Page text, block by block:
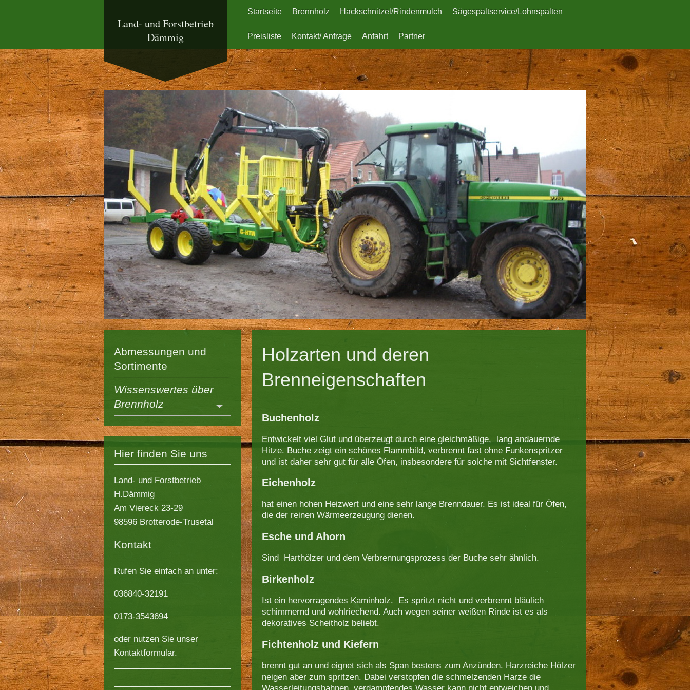
Startseite Brennholz Hackschnitzel/Rindenmulch Sägespaltservice/Lohnspalten
Preisliste Kontakt/ Anfrage Anfahrt Partner
Land- und Forstbetrieb
Dämmig
Holzarten und deren
Brenneigenschaften
Buchenholz
Entwickelt viel Glut und überzeugt durch eine gleichmäßige, lang andauernde
Hitze. Buche zeigt ein schönes Flammbild, verbrennt fast ohne Funkenspritzer
und ist daher sehr gut für alle Öfen, insbesondere für solche mit Sichtfenster.
Eichenholz
hat einen hohen Heizwert und eine sehr lange Brenndauer. Es ist ideal für Öfen,
die der reinen Wärmeerzeugung dienen.
Esche und Ahorn
Sind Harthölzer und dem Verbrennungsprozess der Buche sehr ähnlich.
Birkenholz
Ist ein hervorragendes Kaminholz. Es spritzt nicht und verbrennt bläulich
schimmernd und wohlriechend. Auch wegen seiner weißen Rinde ist es als
dekoratives Scheitholz beliebt.
Fichtenholz und Kiefern
brennt gut an und eignet sich als Span bestens zum Anzünden. Harzreiche Hölzer
neigen aber zum spritzen. Dabei verstopfen die schmelzenden Harze die
Wasserleitungsbahnen, verdampfendes Wasser kann nicht entweichen und
Abmessungen und
Sortimente
Wissenswertes über
Brennholz
Hier finden Sie uns
Land- und Forstbetrieb
H.Dämmig
Am Viereck 23-29
98596 Brotterode-Trusetal
Kontakt
Rufen Sie einfach an unter:
036840-32191
0173-3543694
oder nutzen Sie unser
Kontaktformular.